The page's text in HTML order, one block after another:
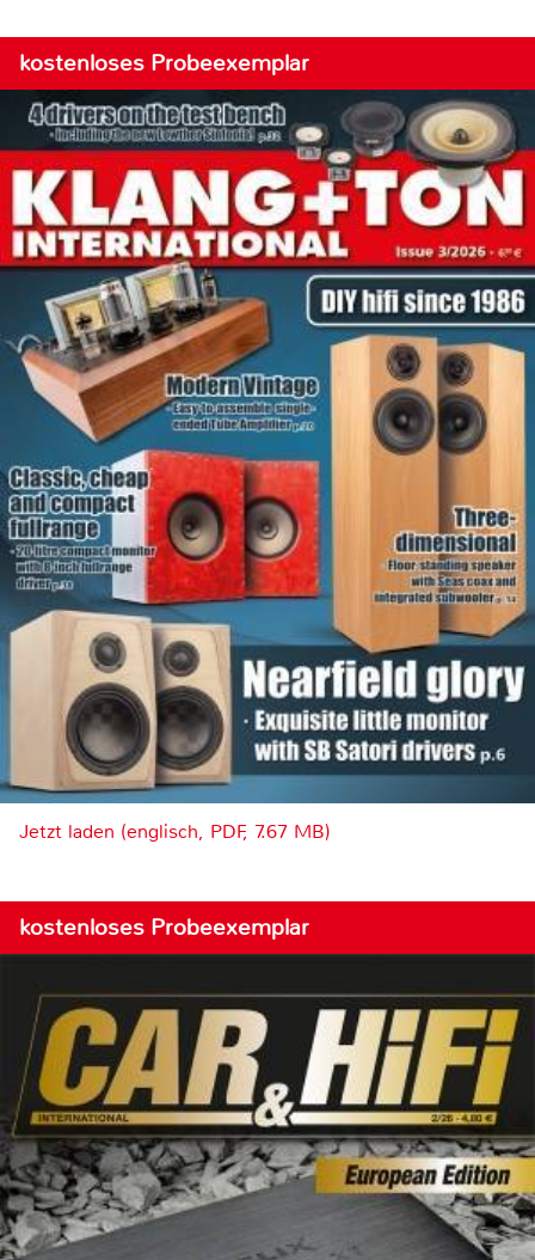
kostenloses Probeexemplar
Jetzt laden (englisch, PDF, 7.67 MB)
kostenloses Probeexemplar